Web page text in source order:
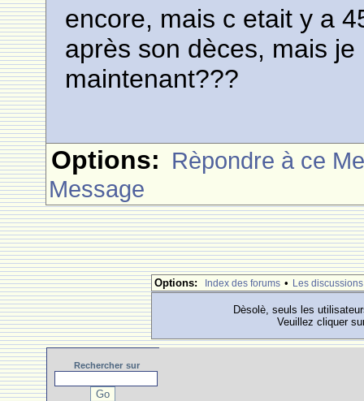
encore, mais c etait y a
après son dèces, mais
maintenant???
Options: Rèpondre à ce
Message
Options: Index des forums • Les discussions
Dèsolè, seuls les
Veuillez cliquer
Rechercher sur